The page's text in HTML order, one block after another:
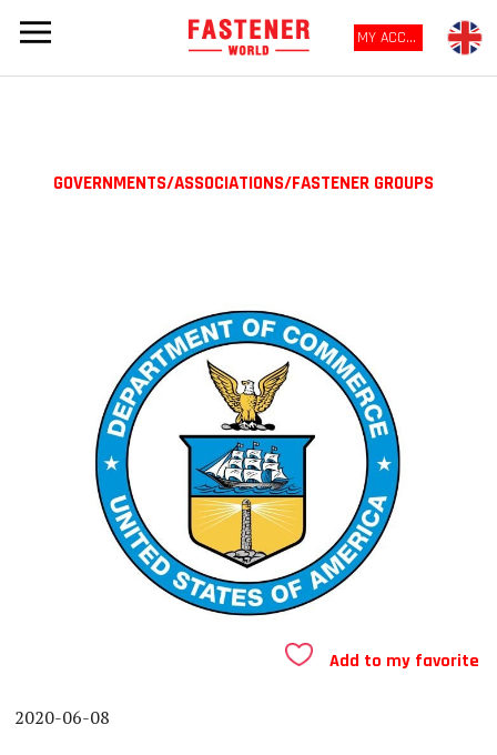
MY ACCOUNT
GOVERNMENTS/ASSOCIATIONS/FASTENER GROUPS
Add to my favorite
2020-06-08